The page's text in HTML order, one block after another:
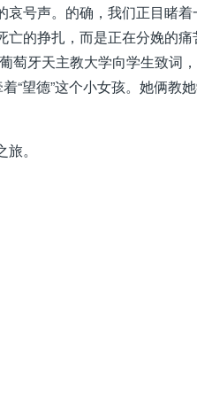
号声。的确，我们正目睹
的挣扎，而是正在分娩的
萄牙天主教大学向学生致词
“望德”这个小女孩。她俩教
。